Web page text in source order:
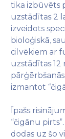
tika izbūvēts
uzstādītas 2
izveidots
bioloģiskā,
cilvēkiem ar
uzstādītas 12
izmantot
Īpašs
“čigānu
dodas uz šo